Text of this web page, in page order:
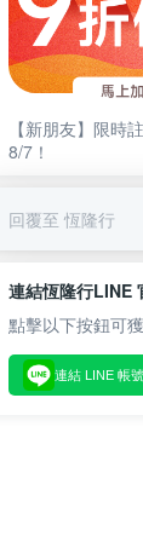
【新朋友】限時
8/7！
回覆至 恆隆行
連結恆隆行LINE
點擊以下按鈕可
連結 LINE 帳號